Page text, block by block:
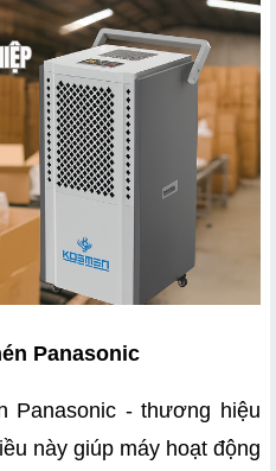
Panasonic
Panasonic - thương hiệu
này giúp máy hoạt động